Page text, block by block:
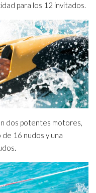
para los 12 invitados.
dos potentes motores,
16 nudos y una